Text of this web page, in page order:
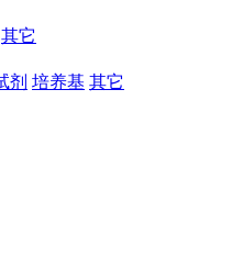
其它
剂 培养基 其它